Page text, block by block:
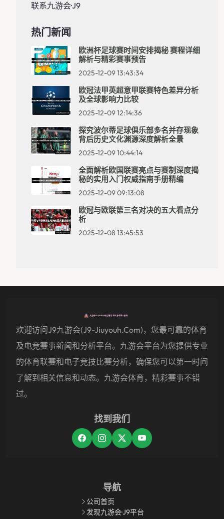
联系九游会·J9
热门新闻
欧洲杯足球赛时间安排揭秘 赛程详细
解析与精彩赛事预告
2025-12-09 13:43:34
欧冠法甲英超意甲联赛特色差异分析
及全球影响力比较
2025-12-09 12:14:36
探究波尔蒂足球俱乐部多名并存现象
背后历史文化渊源深度解析全景
2025-12-09 10:44:14
全面解析欧国联赛亮点与赛制深度揭
秘的实用入门权威指南手册精编
2025-12-09 09:13:08
欧冠与欧联第三名对决的五大看点分
析
2025-12-08 13:45:53
欢迎访问j9九游会(j9-Jiuyouh.com)，您最可靠的体育
及电竞赛事新闻和分析平台。九游会平台为您提供专业
的体育联赛和电子竞技比赛分析，确保您可以第一时间
了解到相关信息和动态。九游会体育，精彩赛事不错
过。
找到我们
导航
公司首页
发现九游会·J9平台